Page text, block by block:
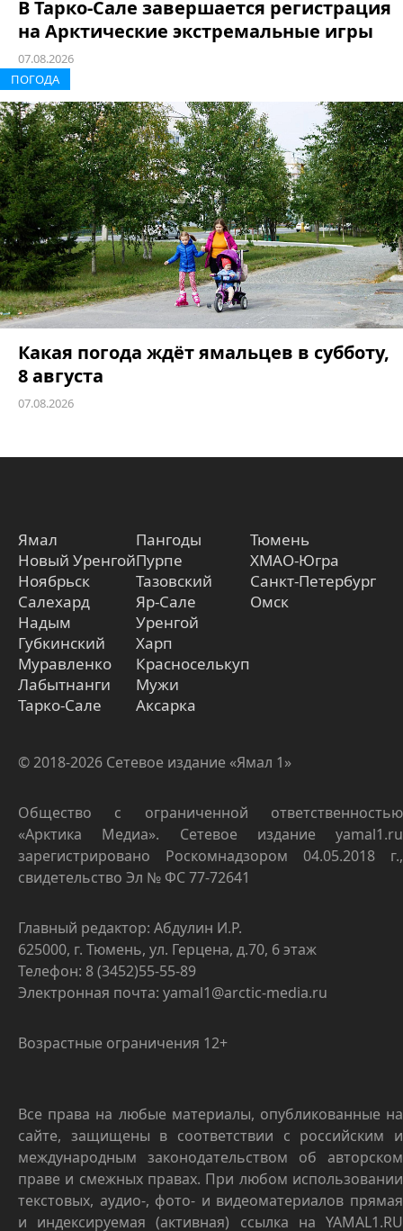
В Тарко-Сале завершается регистрация
на Арктические экстремальные игры
07.08.2026
ПОГОДА
Какая погода ждёт ямальцев в субботу,
8 августа
07.08.2026
Ямал
Новый Уренгой
Ноябрьск
Салехард
Надым
Губкинский
Муравленко
Лабытнанги
Тарко-Сале
Пангоды
Пурпе
Тазовский
Яр-Сале
Уренгой
Харп
Красноселькуп
Мужи
Аксарка
Тюмень
ХМАО-Югра
Санкт-Петербург
Омск
© 2018-2026 Сетевое издание «Ямал 1»
Общество с ограниченной ответственностью
«Арктика Медиа». Сетевое издание yamal1.ru
зарегистрировано Роскомнадзором 04.05.2018 г.,
свидетельство Эл № ФС 77-72641
Главный редактор: Абдулин И.Р.
625000, г. Тюмень, ул. Герцена, д.70, 6 этаж
Телефон: 8 (3452)55-55-89
Электронная почта: yamal1@arctic-media.ru
Возрастные ограничения 12+
Все права на любые материалы, опубликованные на
сайте, защищены в соответствии с российским и
международным законодательством об авторском
праве и смежных правах. При любом использовании
текстовых, аудио-, фото- и видеоматериалов прямая
и индексируемая (активная) ссылка на YAMAL1.RU